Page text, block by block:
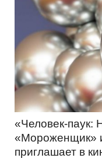
«Человек-паук:
«Мороженщик»
приглашает в